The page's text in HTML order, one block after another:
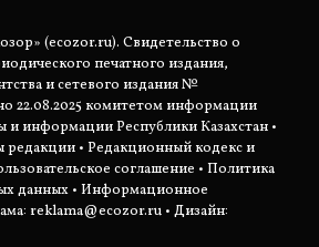
(ecozor.ru). Свидетельство о
печатного издания,
и сетевого издания №
22.08.2025 комитетом информации
и информации Республики Казахстан •
редакции • Редакционный кодекс и
соглашение • Политика
данных • Информационное
reklama@ecozor.ru • Дизайн: